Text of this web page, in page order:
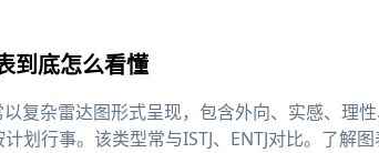
到底怎么看懂
以复杂雷达图形式呈现，包含外向、实感、理
划行事。该类型常与ISTJ、ENTJ对比。了解